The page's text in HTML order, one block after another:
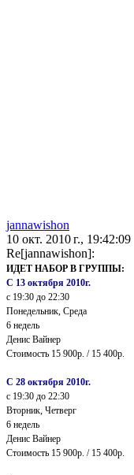
jannawishon
10 окт. 2010 г., 19:42:09
Re[jannawishon]:
ИДЕТ НАБОР В ГРУППЫ:
С 13 октября 2010г.
с 19:30 до 22:30
Понедельник, Среда
6 недель
Денис Вайнер
Стоимость 15 900р. / 15 400р.
С 28 октября 2010г.
с 19:30 до 22:30
Вторник, Четверг
6 недель
Денис Вайнер
Стоимость 15 900р. / 15 400р.